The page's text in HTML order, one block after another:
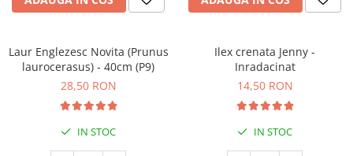
Laur Englezesc Novita (Prunus
laurocerasus) - 40cm (P9)
28,50 RON
IN STOC
Ilex crenata Jenny -
Inradacinat
14,50 RON
IN STOC